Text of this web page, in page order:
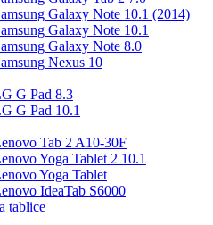
Galaxy Note 10.1 (2014)
Galaxy Note 10.1
Galaxy Note 8.0
Nexus 10
G Pad 8.3
G Pad 10.1
Tab 2 A10-30F
Yoga Tablet 2 10.1
Yoga Tablet
IdeaTab S6000
tablice